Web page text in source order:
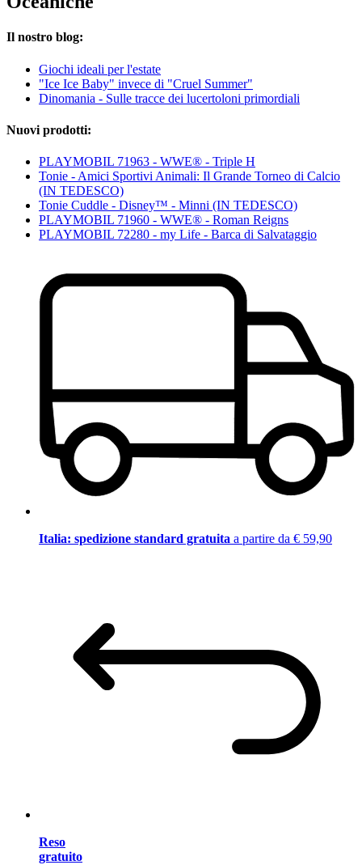
Il nostro blog:
Giochi ideali per l'estate
"Ice Ice Baby" invece di "Cruel Summer"
Dinomania - Sulle tracce dei lucertoloni primordiali
Nuovi prodotti:
PLAYMOBIL 71963 - WWE® - Triple H
Tonie - Amici Sportivi Animali: Il Grande Torneo di Calcio
(IN TEDESCO)
Tonie Cuddle - Disney™ - Minni (IN TEDESCO)
PLAYMOBIL 71960 - WWE® - Roman Reigns
PLAYMOBIL 72280 - my Life - Barca di Salvataggio
Italia: spedizione standard gratuita a partire da € 59,90
Reso
gratuito